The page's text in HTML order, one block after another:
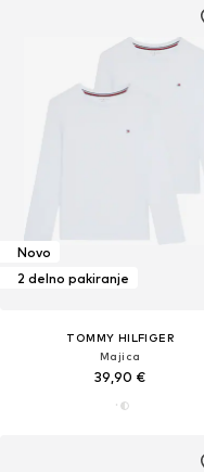
Novo
2 delno pakiranje
TOMMY HILFIGER
Majica
39,90 €